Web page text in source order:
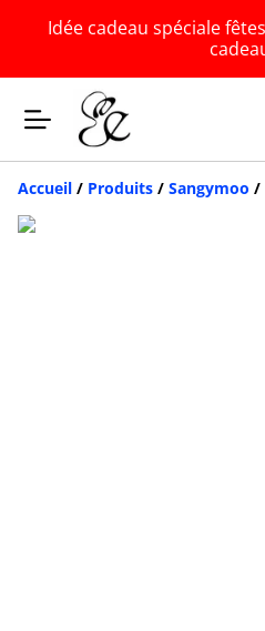
Idée cadeau spéciale
Accueil / Produits / Sangymoo /